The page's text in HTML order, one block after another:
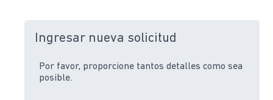
Ingresar nueva solicitud
Por favor, proporcione tantos detalles como sea
posible.